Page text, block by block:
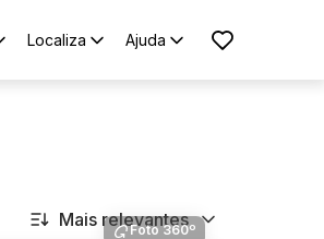
Localiza Ajuda
Mais relevantes
Foto 360º